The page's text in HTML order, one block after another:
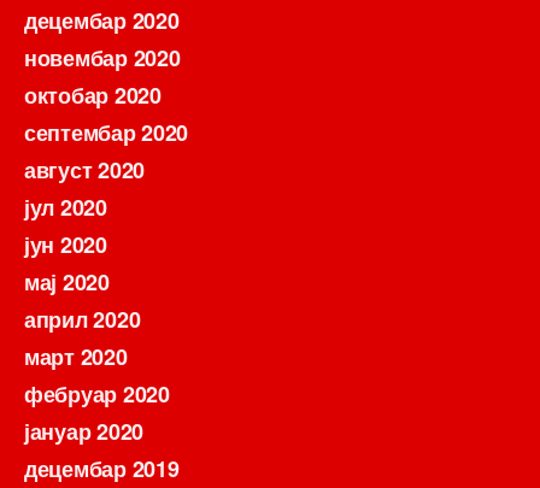
децембар 2020
новембар 2020
октобар 2020
септембар 2020
август 2020
јул 2020
јун 2020
мај 2020
април 2020
март 2020
фебруар 2020
јануар 2020
децембар 2019